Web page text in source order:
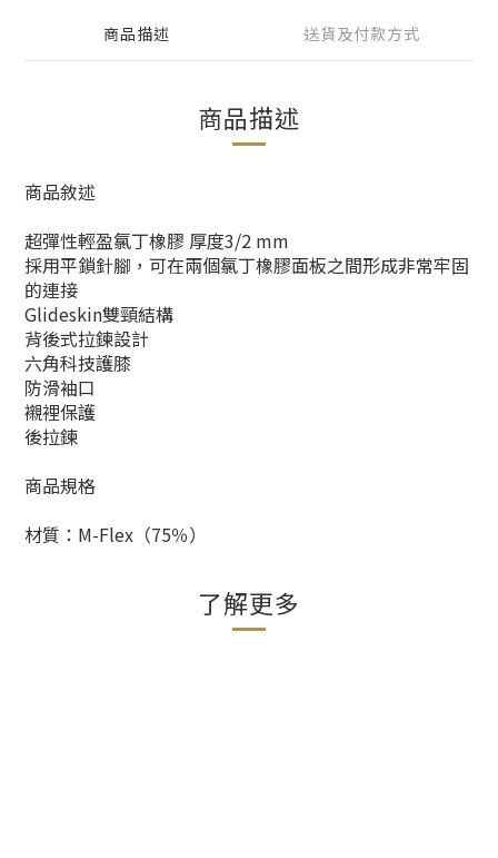
商品描述 送貨及付款方式
商品描述
商品敘述
超彈性輕盈氯丁橡膠 厚度3/2 mm
採用平鎖針腳，可在兩個氯丁橡膠面板之間形成非常牢固
的連接
Glideskin雙頸結構
背後式拉鍊設計
六角科技護膝
防滑袖口
襯裡保護
後拉鍊
商品規格
材質：M-Flex（75％）
了解更多